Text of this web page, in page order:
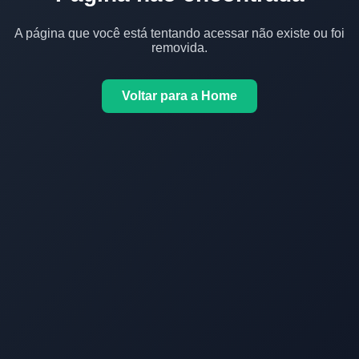
A página que você está tentando acessar não existe ou foi
removida.
Voltar para a Home